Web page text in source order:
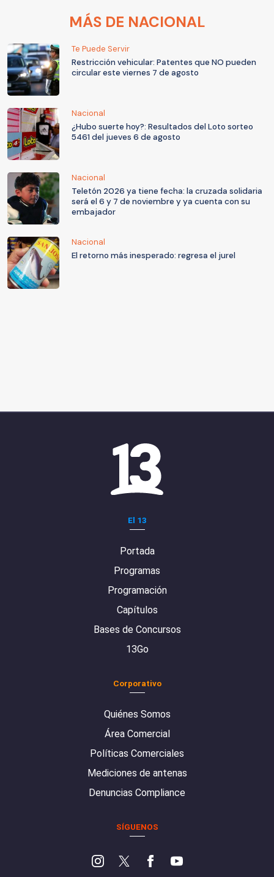
MÁS DE NACIONAL
Te Puede Servir
Restricción vehicular: Patentes que NO pueden
circular este viernes 7 de agosto
Nacional
¿Hubo suerte hoy?: Resultados del Loto sorteo
5461 del jueves 6 de agosto
Nacional
Teletón 2026 ya tiene fecha: la cruzada solidaria
será el 6 y 7 de noviembre y ya cuenta con su
embajador
Nacional
El retorno más inesperado: regresa el jurel
El 13
Portada
Programas
Programación
Capítulos
Bases de Concursos
13Go
Corporativo
Quiénes Somos
Área Comercial
Políticas Comerciales
Mediciones de antenas
Denuncias Compliance
SÍGUENOS